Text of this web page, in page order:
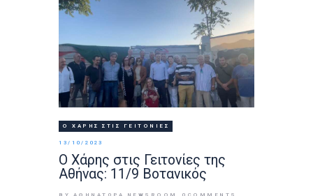
Ο ΧΆΡΗΣ ΣΤΙΣ ΓΕΙΤΟΝΙΈΣ
13/10/2023
Ο Χάρης στις Γειτονίες της
Αθήνας: 11/9 Βοτανικός